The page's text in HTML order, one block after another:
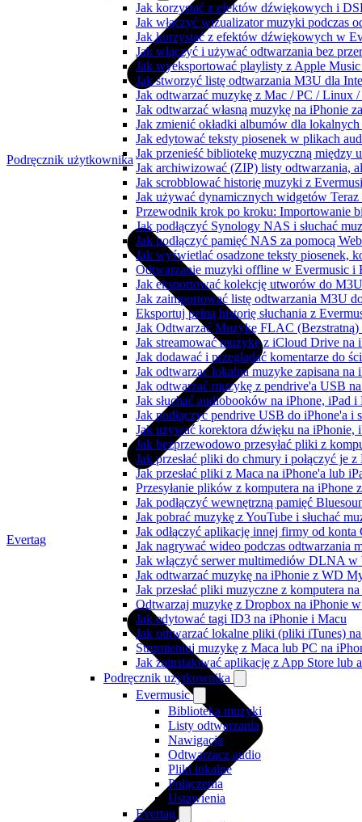
Jak korzystać z efektów dźwiękowych i
Jak włączyć wizualizator muzyki podczas
Jak korzystać z efektów dźwiękowych w
Jak włączyć i używać odtwarzania bez
Jak wyeksportować playlisty z Apple
Jak stworzyć listę odtwarzania M3U dla
Jak odtwarzać muzykę z Mac / PC /
Jak odtwarzać własną muzykę na iPhonie
Jak zmienić okładki albumów dla
Jak edytować teksty piosenek w plikach
Jak przenieść bibliotekę muzyczną
Jak archiwizować (ZIP) listy odtwarzania,
Jak scrobblować historię muzyki z
Jak używać dynamicznych widgetów
Przewodnik krok po kroku: Importowanie
Jak podłączyć Synology NAS i słuchać
Jak podłączyć pamięć NAS za pomocą
Jak wyświetlać osadzone teksty piosenek,
Odtwarzanie muzyki offline w Evermusic i
Jak eksportować kolekcję utworów do
Jak zaimportować listę odtwarzania M3U
Eksportuj pełną historię słuchania z
Jak Odtwarzać Muzykę FLAC
Jak streamować muzykę z iCloud Drive na
Jak dodawać i przeglądać komentarze do
Jak odtwarzac lokalna muzyke zapisana na
Jak odtwarzać muzykę z pendrive'a USB
Jak słuchać audiobooków na iPhone, iPad
Jak podłączyć pendrive USB do iPhone'a i
Jak używać korektora dźwięku na
Jak bezprzewodowo przesyłać pliki z
Jak przesłać pliki do chmury i połączyć je
Jak przesłać pliki z Maca na iPhone'a lub
Przesyłanie plików z komputera na iPhone
Jak podłączyć wewnętrzną pamięć
Jak pobrać muzykę z YouTube i słuchać
Jak odłączyć aplikację innej firmy od konta
Jak nagrywać wideo podczas odtwarzania
Jak włączyć serwer multimediów DLNA
Jak odtwarzać muzykę na iPhonie z WD
Jak przesłać pliki muzyczne z komputera
Odtwarzaj muzykę z Dropbox na iPhonie
Jak edytować tagi ID3 na iPhonie i Macu
Jak odtwarzać lokalne pliki (pliki iTunes)
Strumieniuj muzykę z Maca lub PC na
Jak zainstalować aplikację z App Store
Podręcznik użytkownika
Evermusic
Biblioteka muzyki
Listy odtwarzania
Nawigacja
Odtwarzacz audio
Pliki lokalne
Połączenia
Ustawienia
Evertag
Podręcznik użytkownika
Evertag